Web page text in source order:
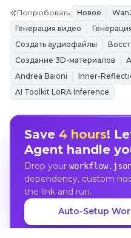
Попробовать: Новое
Генерация видео
Создать аудиофайлы
Создание 3D-материалов
Andrea Baioni
Inner-
AI Toolkit LoRA Inference
Save 4 hours!
Agent handle
Drop your
dependency, custom
the link and run.
Auto-Setup